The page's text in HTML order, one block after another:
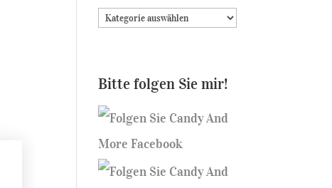
Bitte folgen Sie mir!